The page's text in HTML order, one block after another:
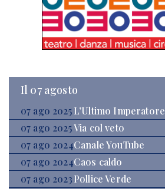
Il 07 agosto
07 ago 2025 L’Ultimo Imperatore
07 ago 2025Via col veto
07 ago 2024Canale YouTube
07 ago 2024Caos caldo
07 ago 2023Pollice Verde